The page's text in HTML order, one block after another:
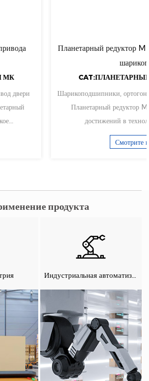
MKEB с ортогональной осью на
РЕДУКТОР СЕРИИ МК
ортогональная ось, более гибкая установка
MKEB является свидетельством
в технологии планетарных пере...
продукта
Индустриальная автоматизация